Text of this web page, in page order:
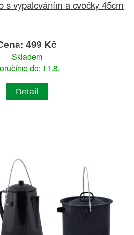
s vypalováním a cvočky 45cm
499 Kč
Skladem
do: 11.8.
Detail